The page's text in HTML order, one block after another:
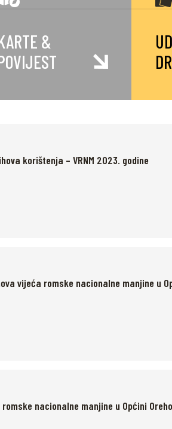
&
korištenja – VRNM 2023. godine
vijeća romske nacionalne manjine u
nacionalne manjine u Općini